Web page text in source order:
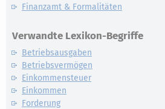
Finanzamt & Formalitäten
Verwandte Lexikon-Begriffe
Betriebsausgaben
Betriebsvermögen
Einkommensteuer
Einkommen
Forderung